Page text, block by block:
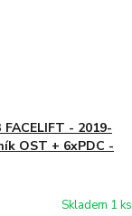
FACELIFT - 2019-
OST + 6xPDC -
Skladem 1 ks